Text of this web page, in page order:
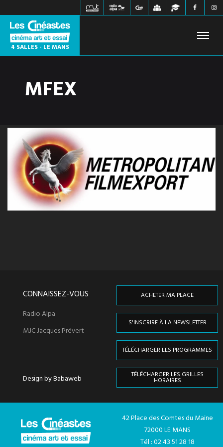
4 SALLES - LE MANS
FILMS À L'AFFICHE
INFOS PRATIQUES CONTACT
MFEX
CONNAISSEZ-VOUS
Radio Alpa
MJC Jacques Prévert
Design by Babaweb
42 Place des Comtes du Maine
72000 LE MANS
Tél : 02 43 51 28 18
ACHETER MA PLACE
S'INSCRIRE À LA NEWSLETTER
TÉLÉCHARGER LES PROGRAMMES
TÉLÉCHARGER LES GRILLES
HORAIRES